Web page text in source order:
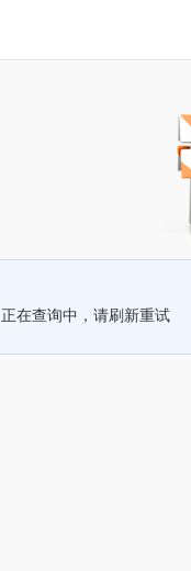
正在查询中，请刷新重试